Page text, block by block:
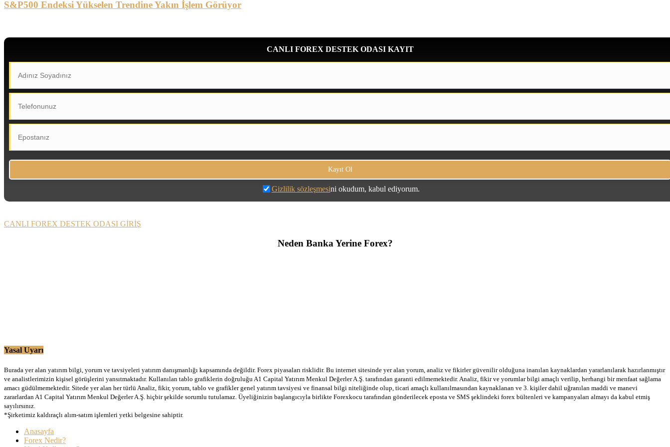
S&P500 Endeksi Yükselen Trendine Yakın İşlem Görüyor
CANLI FOREX DESTEK ODASI KAYIT
Gizlilik sözleşmesini okudum, kabul ediyorum.
CANLI FOREX DESTEK ODASI GİRİŞ
Neden Banka Yerine Forex?
Yasal Uyarı
Burada yer alan yatırım bilgi, yorum ve tavsiyeleri yatırım danışmanlığı kapsamında değildir. Forex piyasaları risklidir. Bu internet sitesinde yer alan yorum, analiz ve fikirler güvenilir olduğuna inanılan kaynaklardan yararlanılarak hazırlanmıştır
ve analistlerimizin kişisel görüşlerini yansıtmaktadır. Kullanılan tablo grafiklerin doğruluğu A1 Capital Yatırım Menkul Değerler A.Ş. tarafından garanti edilmemektedir. Analiz, fikir ve yorumlar bilgi amaçlı verilip, herhangi bir menfaat sağlama
amacı güdülmemektedir. Sitede yer alan her türlü Analiz, fikir, yorum, tablo ve grafikler genel yatırım tavsiyesi ve finansal bilgi niteliğinde olup, ticari amaçlı kullanılmasından kaynaklanan ve 3. kişiler dahil uğranılan maddi ve manevi
zararlardan A1 Capital Yatırım Menkul Değerler A.Ş. hiçbir şekilde sorumlu tutulamaz. Üyeliğinizin başlangıcıyla birlikte Forexkocu tarafından gönderilecek eposta ve SMS şeklindeki forex bültenleri ve kampanyaları almayı da kabul etmiş
sayılırsınız.
*Şirketimiz kaldıraçlı alım-satım işlemleri yetki belgesine sahiptir.
Anasayfa
Forex Nedir?